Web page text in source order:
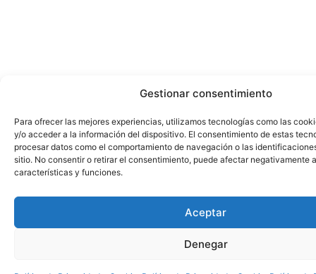
Gestionar consentimiento
Para ofrecer las mejores experiencias, utilizamos tecnologías como las
y/o acceder a la información del dispositivo. El consentimiento de estas
procesar datos como el comportamiento de navegación o las
sitio. No consentir o retirar el consentimiento, puede afectar negativamente
características y funciones.
Aceptar
Denegar